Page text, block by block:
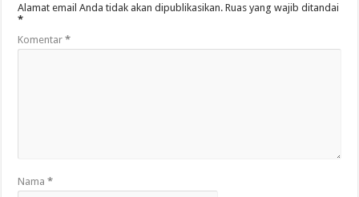
Alamat email Anda tidak akan dipublikasikan. Ruas yang wajib ditandai
*
Komentar*
Nama*